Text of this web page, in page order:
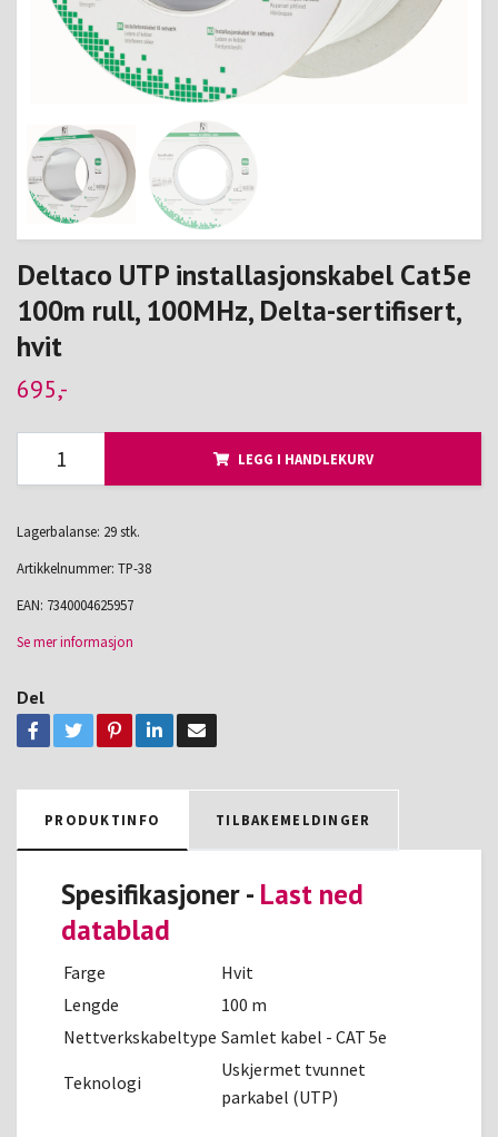
Deltaco UTP installasjonskabel Cat5e
100m rull, 100MHz, Delta-sertifisert,
hvit
695,-
LEGG I HANDLEKURV
Lagerbalanse: 29 stk.
Artikkelnummer: TP-38
EAN: 7340004625957
Se mer informasjon
Del
PRODUKTINFO TILBAKEMELDINGER
Spesifikasjoner - Last ned
datablad
Farge
Hvit
Lengde
100 m
Nettverkskabeltype Samlet kabel - CAT 5e
Teknologi
Uskjermet tvunnet
parkabel (UTP)